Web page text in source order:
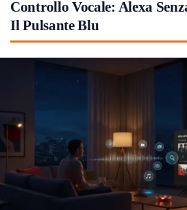
Controllo Vocale: Alexa
Il Pulsante Blu